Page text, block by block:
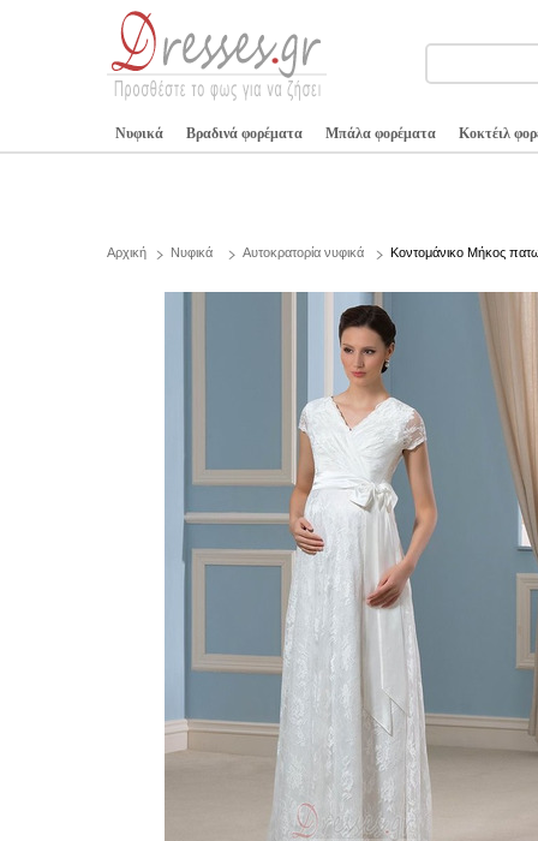
Νυφικά Βραδινά φορέματα Μπάλα φορέματα Κοκτέιλ
Αρχική Νυφικά Αυτοκρατορία νυφικά Κοντομάνικο Μήκος